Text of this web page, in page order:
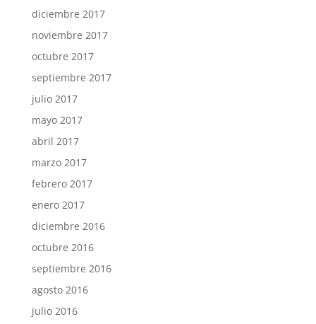
diciembre 2017
noviembre 2017
octubre 2017
septiembre 2017
julio 2017
mayo 2017
abril 2017
marzo 2017
febrero 2017
enero 2017
diciembre 2016
octubre 2016
septiembre 2016
agosto 2016
julio 2016